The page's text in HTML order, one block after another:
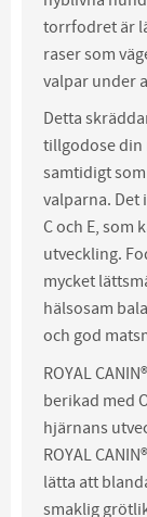
torrfodret är
raser som
valpar under
Detta
tillgodose din
samtidigt
valparna. Det
C och E, som
utveckling.
mycket
hälsosam
och god
ROYAL
berikad med
hjärnans
ROYAL
lätta att
smaklig